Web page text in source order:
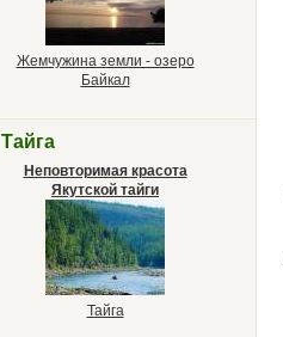
Жемчужина земли - озеро
Байкал
Тайга
Неповторимая красота
Якутской тайги
Тайга